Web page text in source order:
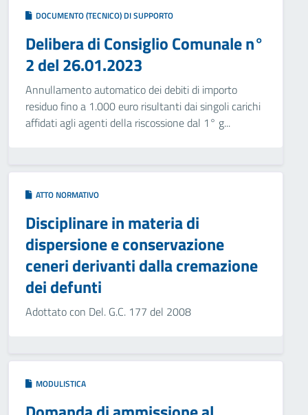
DOCUMENTO (TECNICO) DI SUPPORTO
Delibera di Consiglio Comunale n°
2 del 26.01.2023
Annullamento automatico dei debiti di importo
residuo fino a 1.000 euro risultanti dai singoli carichi
affidati agli agenti della riscossione dal 1° g...
ATTO NORMATIVO
Disciplinare in materia di
dispersione e conservazione
ceneri derivanti dalla cremazione
dei defunti
Adottato con Del. G.C. 177 del 2008
MODULISTICA